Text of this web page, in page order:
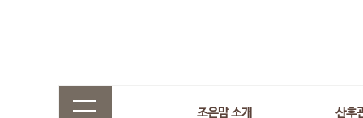
조은맘 소개 산후